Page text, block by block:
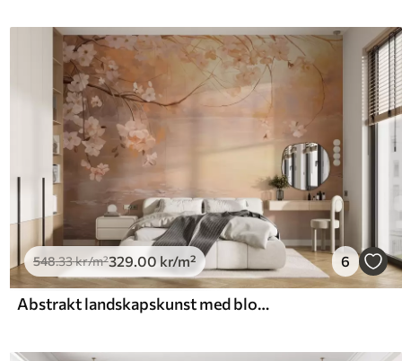
548.33kr/m²329.00 kr/m² 6
Abstrakt landskapskunst med blomstrende grener og hvite blomster som henger over en innsjø, myke pastellfarger